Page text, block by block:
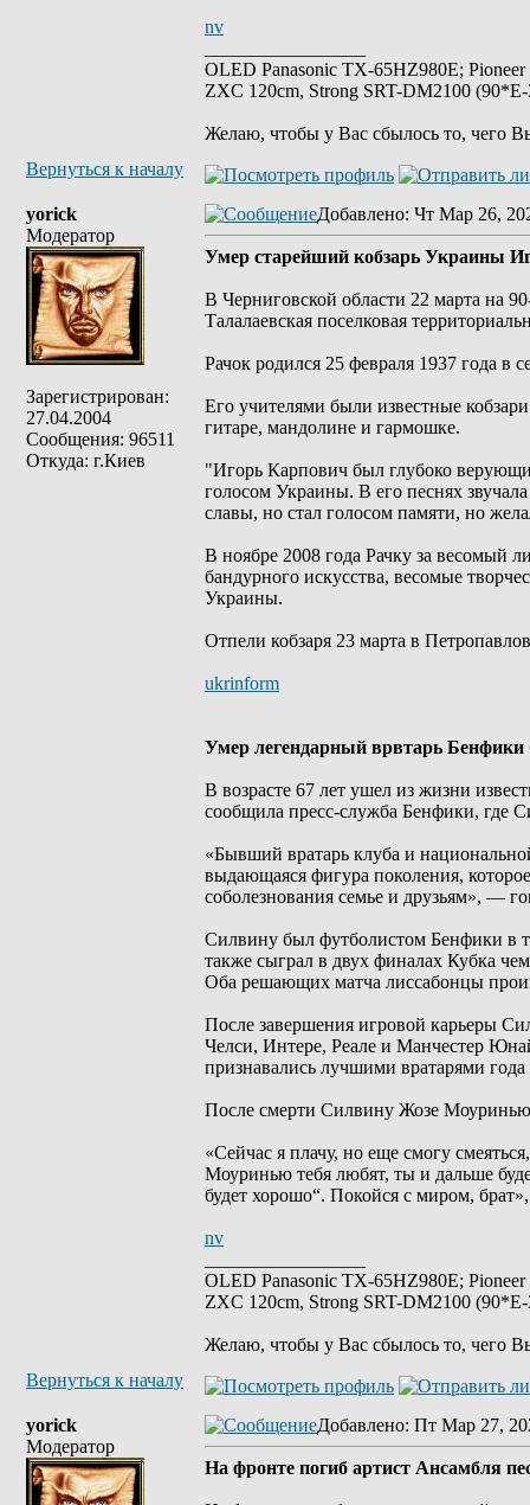
nv
OLED Panasonic TX-65HZ980E;
ZXC 120cm, Strong SRT-DM2100
Желаю, чтобы у Вас сбылось то, чего
Вернуться к началу
yorick
Модератор
Зарегистрирован:
27.04.2004
Сообщения: 96511
Откуда: г.Киев
Добавлено: Чт Мар 26,
Умер старейший кобзарь Украины
В Черниговской области 22 марта на
Талалаевская поселковая
Рачок родился 25 февраля 1937 года в
Его учителями были известные
гитаре, мандолине и гармошке.
"Игорь Карпович был глубоко
голосом Украины. В его песнях
славы, но стал голосом памяти, но
В ноябре 2008 года Рачку за весомый
бандурного искусства, весомые
Украины.
Отпели кобзаря 23 марта в
ukrinform
Умер легендарный врвтарь
В возрасте 67 лет ушел из жизни
сообщила пресс-служба Бенфики, где
«Бывший вратарь клуба и
выдающаяся фигура поколения,
соболезнования семье и друзьям», —
Силвину был футболистом Бенфики в
также сыграл в двух финалах Кубка
Оба решающих матча лиссабонцы
После завершения игровой карьеры
Челси, Интере, Реале и Манчестер
признавались лучшими вратарями
После смерти Силвину Жозе
«Сейчас я плачу, но еще смогу
Моуринью тебя любят, ты и дальше
будет хорошо“. Покойся с миром,
nv
OLED Panasonic TX-65HZ980E;
ZXC 120cm, Strong SRT-DM2100
Желаю, чтобы у Вас сбылось то, чего
Вернуться к началу
yorick
Модератор
Добавлено: Пт Мар 27,
На фронте погиб артист Ансамбля